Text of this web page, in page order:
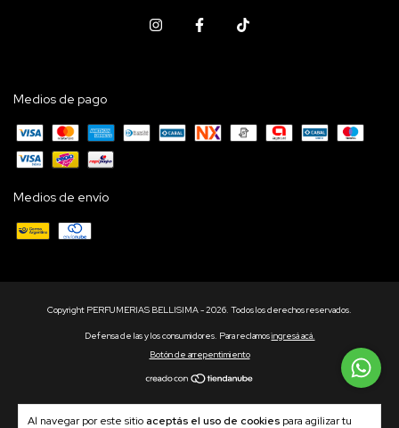
Al navegar por este sitio aceptás el uso de cookies para agilizar tu
Medios de pago
Medios de envío
Copyright PERFUMERIAS BELLISIMA - 2026. Todos los derechos reservados.
Defensa de las y los consumidores. Para reclamosingresá acá.
Botón de arrepentimiento